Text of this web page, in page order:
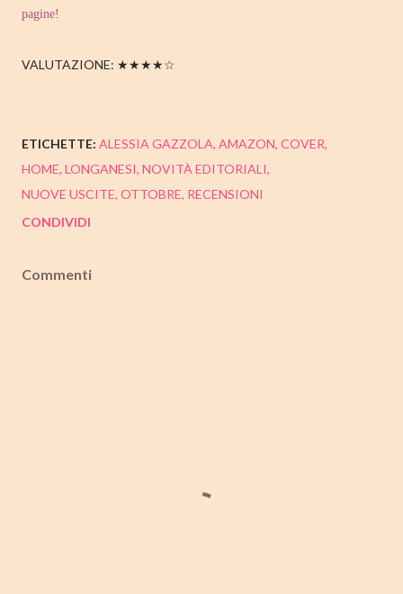
pagine!
VALUTAZIONE: ★★★★☆
ETICHETTE: ALESSIA GAZZOLA AMAZON COVER
HOME LONGANESI NOVITÀ EDITORIALI
NUOVE USCITE OTTOBRE RECENSIONI
CONDIVIDI
Commenti